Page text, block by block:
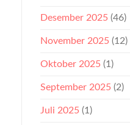
Desember 2025(46)
November 2025(12)
Oktober 2025(1)
September 2025(2)
Juli 2025(1)